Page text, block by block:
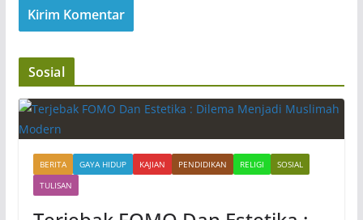
Sosial
BERITA GAYA HIDUP KAJIAN PENDIDIKAN RELIGI
SOSIAL
TULISAN